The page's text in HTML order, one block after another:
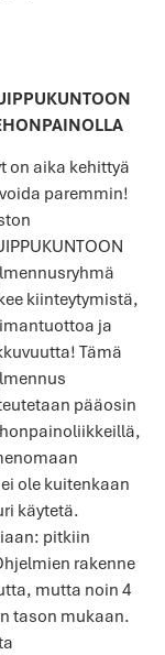
on aika kehittyä
paremmin!
kiinteytymistä,
ja
Tämä
pääosin
ole kuitenkaan
käytetä.
pitkiin
rakenne
mutta noin 4
tason mukaan.